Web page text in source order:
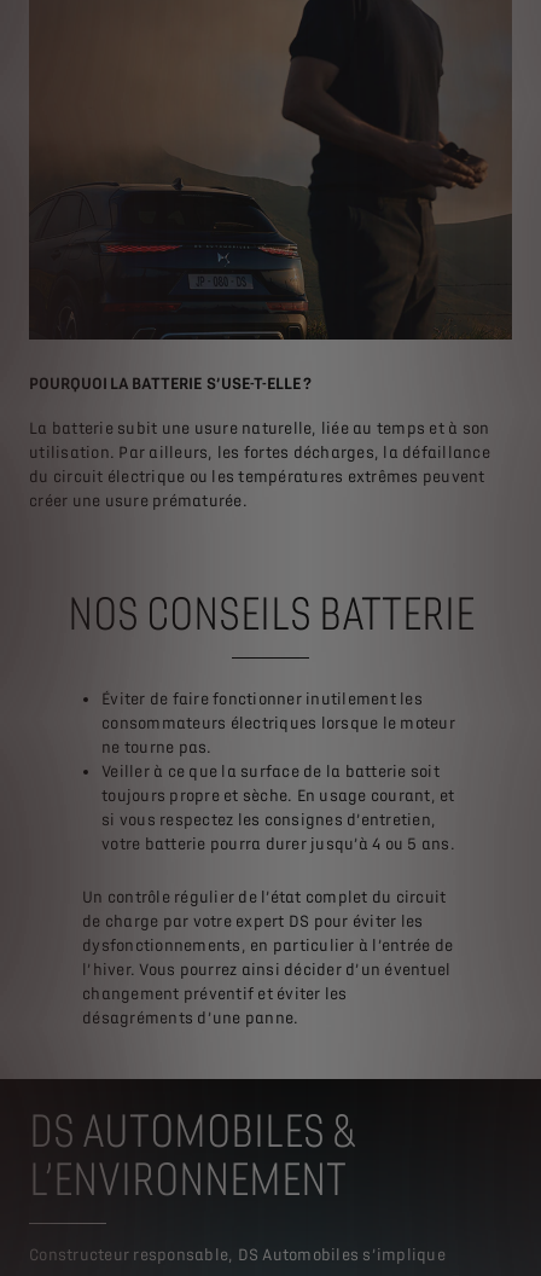
POURQUOI LA BATTERIE S’USE-T-ELLE ?
La batterie subit une usure naturelle, liée au temps et à son
utilisation. Par ailleurs, les fortes décharges, la défaillance
du circuit électrique ou les températures extrêmes peuvent
créer une usure prématurée.
NOS CONSEILS BATTERIE
Éviter de faire fonctionner inutilement les
consommateurs électriques lorsque le moteur
ne tourne pas.
Veiller à ce que la surface de la batterie soit
toujours propre et sèche. En usage courant, et
si vous respectez les consignes d’entretien,
votre batterie pourra durer jusqu’à 4 ou 5 ans.
Un contrôle régulier de l’état complet du circuit
de charge par votre expert DS pour éviter les
dysfonctionnements, en particulier à l’entrée de
l’hiver. Vous pourrez ainsi décider d’un éventuel
changement préventif et éviter les
désagréments d’une panne.
DS AUTOMOBILES &
L’ENVIRONNEMENT
Constructeur responsable, DS Automobiles s’implique